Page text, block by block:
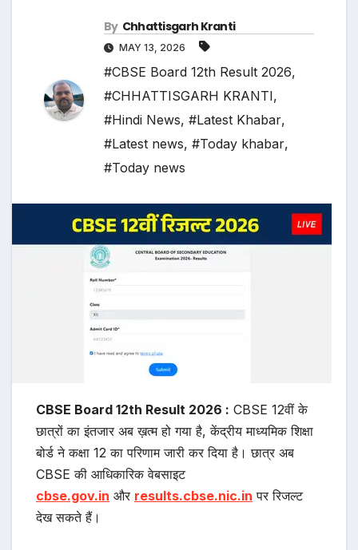
By Chhattisgarh Kranti
MAY 13, 2026
#CBSE Board 12th Result 2026,
#CHHATTISGARH KRANTI,
#Hindi News, #Latest Khabar,
#Latest news, #Today khabar,
#Today news
CBSE Board 12th Result 2026 : CBSE 12वीं के
छात्रों का इंतजार अब ख़त्म हो गया है, केंद्रीय माध्यमिक शिक्षा
बोर्ड ने कक्षा 12 का परिणाम जारी कर दिया है। छात्र अब
CBSE की आधिकारिक वेबसाइट
cbse.gov.in और results.cbse.nic.in पर रिजल्ट
देख सकते हैं।